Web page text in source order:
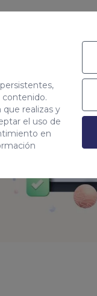
contenido.
realizas y
el uso de
en